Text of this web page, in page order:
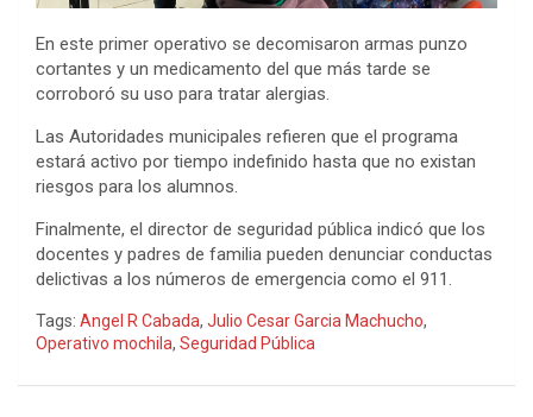
En este primer operativo se decomisaron armas punzo
cortantes y un medicamento del que más tarde se
corroboró su uso para tratar alergias.
Las Autoridades municipales refieren que el programa
estará activo por tiempo indefinido hasta que no existan
riesgos para los alumnos.
Finalmente, el director de seguridad pública indicó que los
docentes y padres de familia pueden denunciar conductas
delictivas a los números de emergencia como el 911.
Tags: Angel R Cabada, Julio Cesar Garcia Machucho,
Operativo mochila, Seguridad Pública